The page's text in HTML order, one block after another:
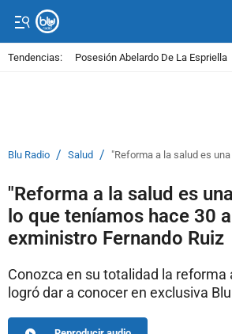
Tendencias: Posesión Abelardo De La Espriella
Blu Radio / Salud / "Reforma a la salud es
"Reforma a la salud es
lo que teníamos hace 30
exministro Fernando Ruiz
Conozca en su totalidad la reforma
logró dar a conocer en exclusiva